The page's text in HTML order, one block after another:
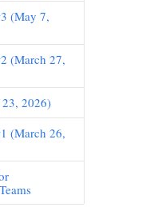
(May 7,
(March 27,
2026)
(March 26,